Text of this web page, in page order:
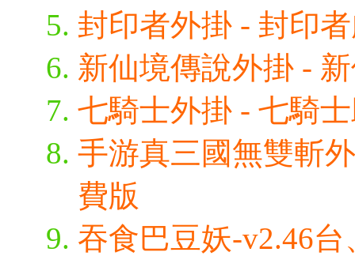
封印者外掛 - 封印
新仙境傳說外掛 -
七騎士外掛 - 七騎
手游真三國無雙斬
費版
吞食巴豆妖-v2.46